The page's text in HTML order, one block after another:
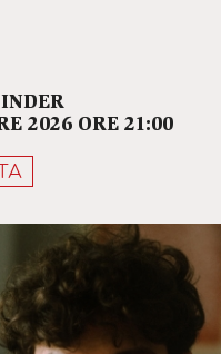
2026 ORE 21:00